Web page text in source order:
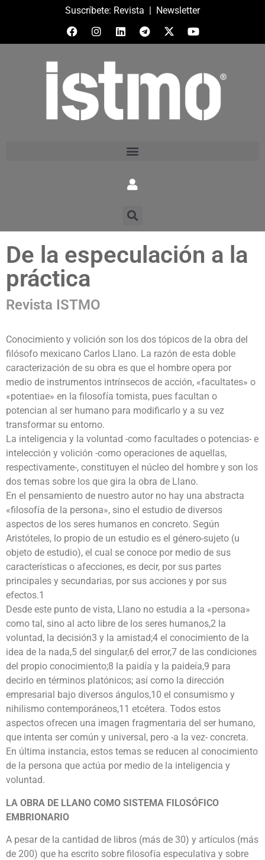
Suscríbete: Revista | Newsletter
De la especulación a la
práctica
Revista ISTMO
Conocimiento y volición son los dos tópicos de la obra del
filósofo mexicano Carlos Llano. La razón de esta doble
caracterización de su obra es que el hombre opera por
medio de instrumentos intrínsecos de acción, «facultates» o
«potentiae» en la filosofía tomista, pues facultan o
potencian al ser humano para modificarlo y a su vez
transformar su entorno.
La inteligencia y la voluntad -como facultades o potencias- e
intelección y volición -como operaciones de aquellas,
respectivamente-, constituyen el núcleo del hombre y son los
dos temas sobre los que gira la obra de Llano.
En el pensamiento de nuestro autor no hay una abstracta
«filosofía de la persona», sino el estudio de diversos
aspectos de los seres humanos en concreto. Según
Aristóteles, lo propio de un estudio es el género-sujeto (u
objeto de estudio), el cual se conoce por medio de sus
características o afecciones, es decir, por sus partes
principales y secundarias, por sus acciones y por sus
efectos.1
Desde este punto de vista, Llano no estudia a la «persona»
como tal, sino al acto libre de los seres humanos,2 la
voluntad, la decisión3 y la amistad;4 el conocimiento de la
idea de la nada,5 del singular,6 del error,7 de las condiciones
del propio conocimiento;8 la paidía y la paideía,9 para
decirlo en términos platónicos; así como la dirección
empresarial bajo diversos ángulos,10 el consumismo y
nihilismo contemporáneos,11 etcétera. Todos estos
aspectos ofrecen una imagen fragmentaria del ser humano,
que intenta ser común y universal, pero -a la vez- concreta.
En última instancia, estos temas se reducen al conocimiento
de la persona que actúa por medio de la inteligencia y
voluntad.
LA OBRA DE LLANO COMO SISTEMA FILOSÓFICO
EMBRIONARIO
A pesar de la cantidad de libros (más de 30) y artículos (más
de 200) que ha escrito sobre filosofía especulativa y sobre